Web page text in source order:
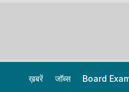
ख़बरें जॉब्स Board